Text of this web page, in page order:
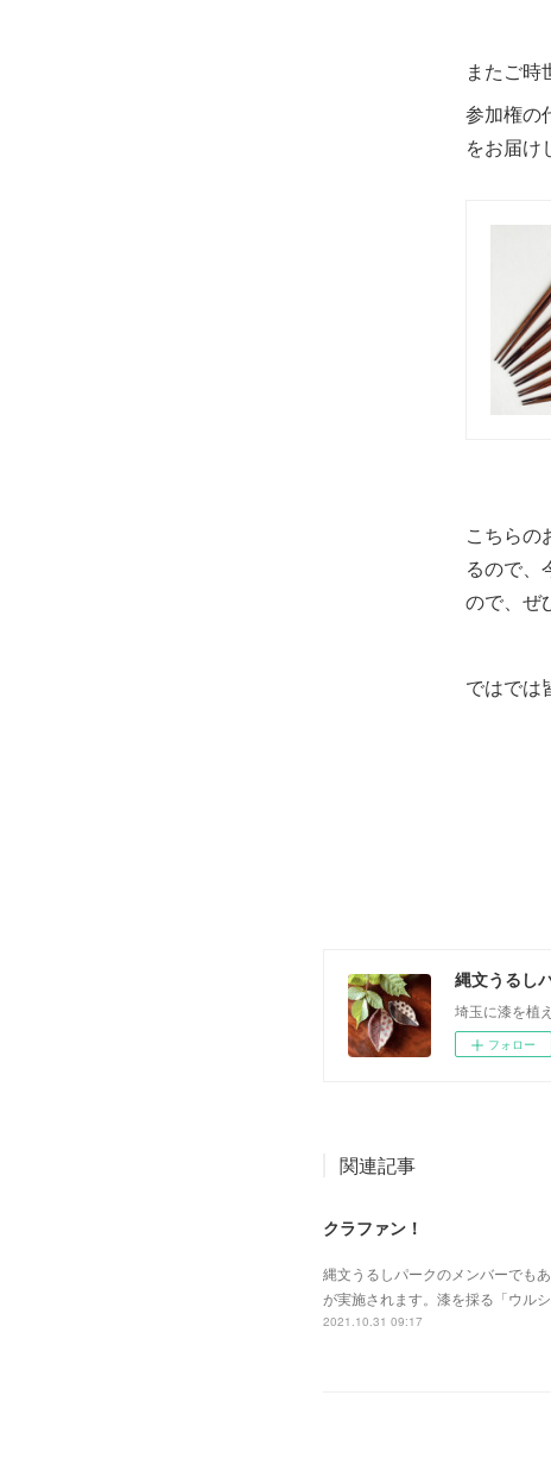
またご時
参加権の
をお届け
こちらの
るので、
ので、ぜ
ではでは
縄文うるし
埼玉に漆を植
フォロー
関連記事
クラファン！
縄文うるしパークのメンバーでも
が実施されます。漆を採る「ウル
2021.10.31 09:17